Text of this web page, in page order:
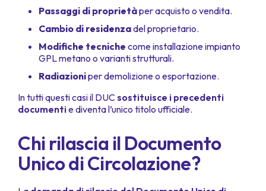
Passaggi di proprietàper acquisto o vendita.
Cambio di residenzadel proprietario.
Modifiche tecniche come installazione impianto
GPL metano o varianti strutturali.
Radiazioniper demolizione o esportazione.
In tutti questi casi il DUC sostituisce i precedenti
documentie diventa l’unico titolo ufficiale.
Chi rilascia il Documento
Unico di Circolazione?